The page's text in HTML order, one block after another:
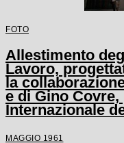
FOTO
Allestimento
Lavoro,
la
e di Gino
Internazionale
MAGGIO 1961